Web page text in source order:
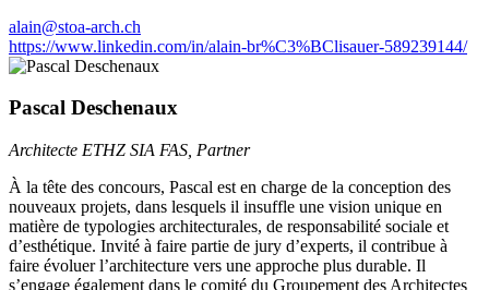
alain@stoa-arch.ch
https://www.linkedin.com/in/alain-br%C3%BClisauer-589239144/
Pascal Deschenaux
Architecte ETHZ SIA FAS, Partner
À la tête des concours, Pascal est en charge de la conception des
nouveaux projets, dans lesquels il insuffle une vision unique en
matière de typologies architecturales, de responsabilité sociale et
d’esthétique. Invité à faire partie de jury d’experts, il contribue à
faire évoluer l’architecture vers une approche plus durable. Il
s’engage également dans le comité du Groupement des Architectes